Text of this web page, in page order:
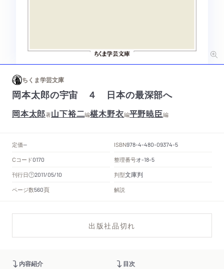
ちくま学芸文庫
岡本太郎の宇宙 ４ 日本の最深部へ
岡本太郎著山下裕二編椹木野衣編平野暁臣編
定価-- ISBN978-4-480-09374-5
Cコード0170 整理番号オ-18-5
刊行日 2011/05/10 判型文庫判
ページ数560頁 解説
出版社品切れ
内容紹介 目次